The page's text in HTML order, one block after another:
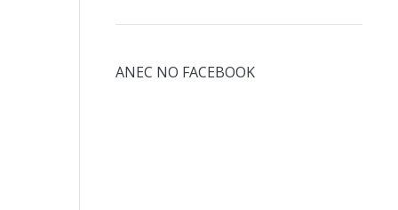
ANEC NO FACEBOOK